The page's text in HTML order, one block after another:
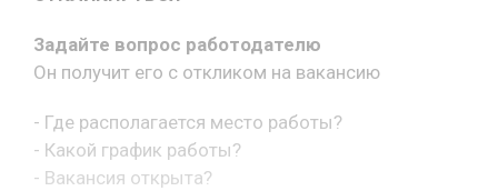
Задайте вопрос работодателю
Он получит его с откликом на вакансию
- Где располагается место работы?
- Какой график работы?
- Вакансия открыта?